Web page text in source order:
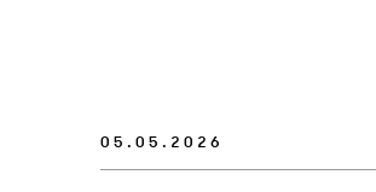
05.05.2026